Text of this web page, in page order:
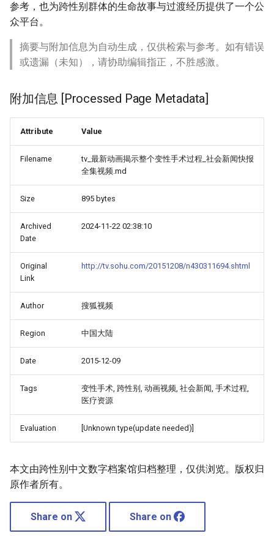
参考，也为跨性别群体的生命故事与过渡经历提供了一个公
众平台。
摘要与附加信息为自动生成，仅供检索与参考。如有错误
或遗漏（未知），请协助编辑指正，不胜感激。
附加信息 [Processed Page Metadata]
Attribute Value
Filename
tv_最新动画揭示整个变性手术过程_社会新闻快报
全集视频.md
Size 895 bytes
Archived
Date
2024-11-22 02:38:10
Original
Link
http://tv.sohu.com/20151208/n430311694.shtml
Author 搜狐视频
Region 中国大陆
Date 2015-12-09
Tags
变性手术, 跨性别, 动画视频, 社会新闻, 手术过程,
医疗资源
Evaluation [Unknown type(update needed)]
本文由跨性别中文数字档案馆归档整理，仅供浏览。版权归
原作者所有。
Share on Share on